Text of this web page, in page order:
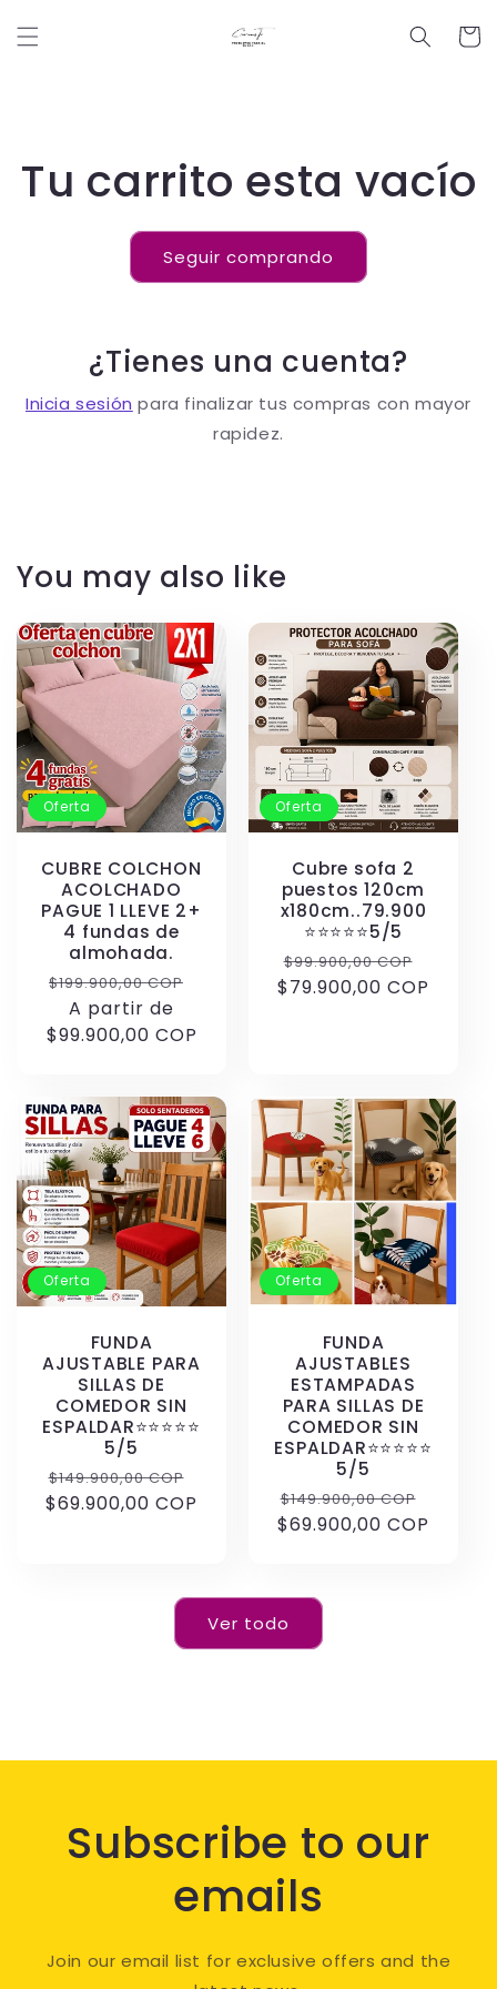
directamente
al contenido
Carrito
Tu carrito esta vacío
Seguir comprando
¿Tienes una cuenta?
Inicia sesión para finalizar tus compras con mayor
rapidez.
You may also like
Oferta
CUBRE COLCHON
ACOLCHADO
PAGUE 1 LLEVE 2+
4 fundas de
almohada.
Precio
habitual
$199.900,00 COP
oferta
A partir de
$99.900,00 COP
Oferta
Cubre sofa 2
puestos 120cm
x180cm..79.900
⭐️⭐️⭐️⭐️⭐️5/5
Precio
habitual
$99.900,00 COP
de
$79.900,00 COP
Oferta
FUNDA
AJUSTABLE PARA
SILLAS DE
COMEDOR SIN
ESPALDAR⭐️⭐️⭐️⭐️⭐️
5/5
Precio
habitual
$149.900,00 COP
de
$69.900,00 COP
Oferta
FUNDA
AJUSTABLES
ESTAMPADAS
PARA SILLAS DE
COMEDOR SIN
ESPALDAR⭐️⭐️⭐️⭐️⭐️
5/5
Precio
habitual
$149.900,00 COP
de
$69.900,00 COP
Ver todo
Subscribe to our
emails
Join our email list for exclusive offers and the